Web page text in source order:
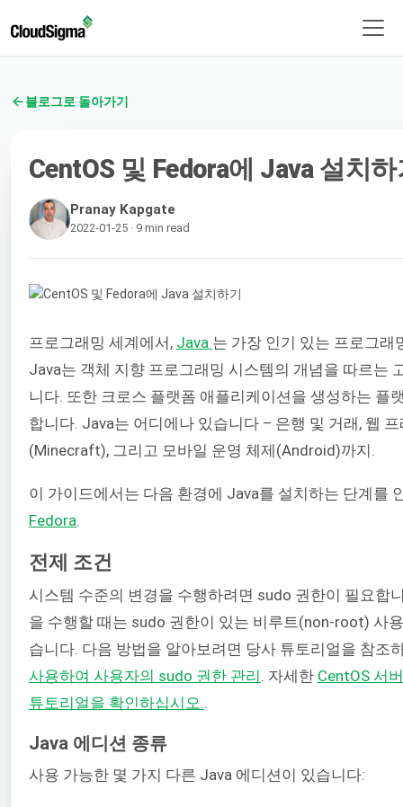
블로그로 돌아가기
CentOS 및 Fedora에 Java 설치
Pranay Kapgate
2022-01-25 · 9 min read
프로그래밍 세계에서, Java 는 가장 인기 있는 프로그래
Java는 객체 지향 프로그래밍 시스템의 개념을 따르는
니다. 또한 크로스 플랫폼 애플리케이션을 생성하는 플
합니다. Java는 어디에나 있습니다 – 은행 및 거래, 웹
(Minecraft), 그리고 모바일 운영 체제(Android)까지.
이 가이드에서는 다음 환경에 Java를 설치하는 단계를
Fedora.
전제 조건
시스템 수준의 변경을 수행하려면 sudo 권한이 필요합
을 수행할 때는 sudo 권한이 있는 비루트(non-root) 사
습니다. 다음 방법을 알아보려면 당사 튜토리얼을 참조
사용하여 사용자의 sudo 권한 관리 . 자세한 CentOS 서
튜토리얼을 확인하십시오.
Java 에디션 종류
사용 가능한 몇 가지 다른 Java 에디션이 있습니다: